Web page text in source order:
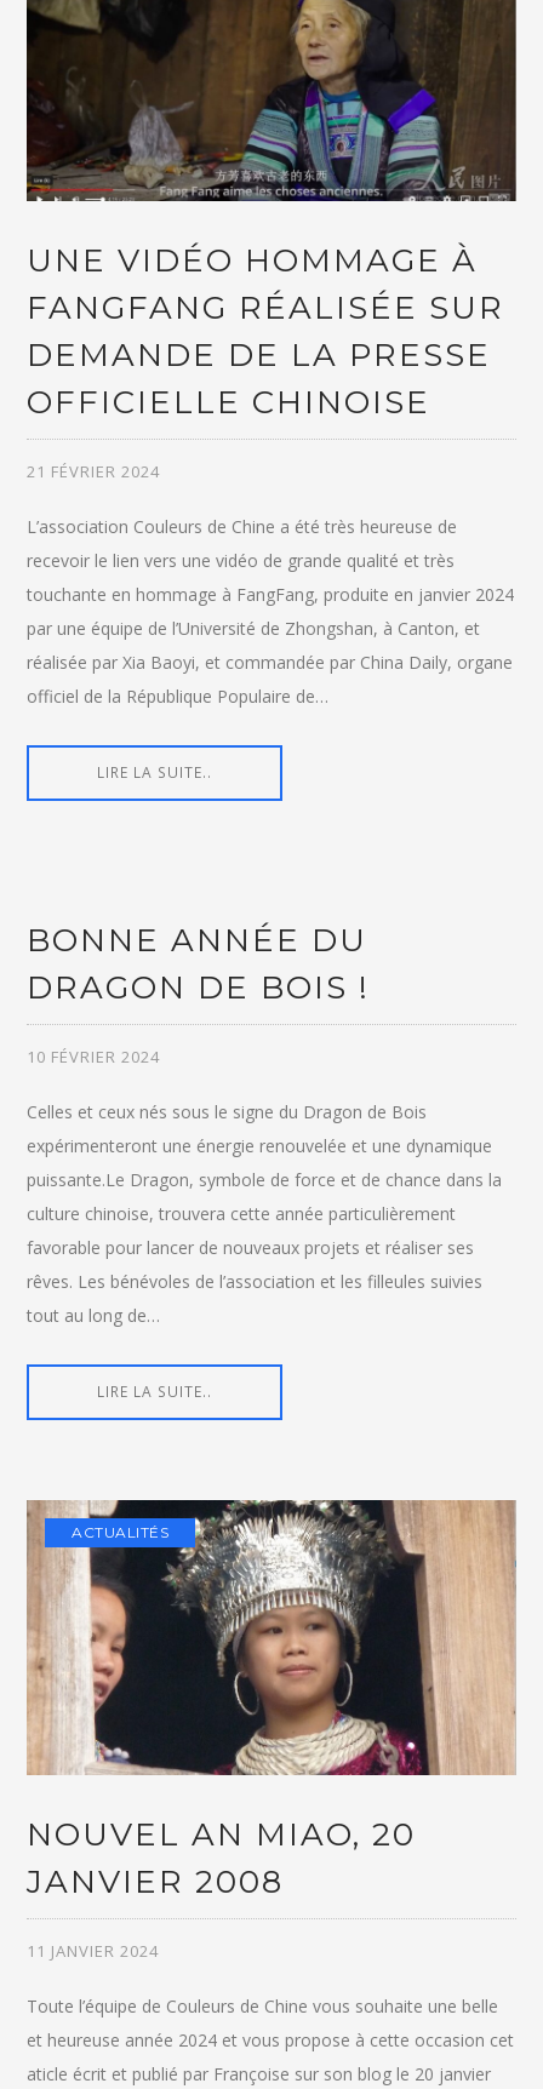
UNE VIDÉO HOMMAGE À
FANGFANG RÉALISÉE SUR
DEMANDE DE LA PRESSE
OFFICIELLE CHINOISE
21 FÉVRIER 2024
L’association Couleurs de Chine a été très heureuse de
recevoir le lien vers une vidéo de grande qualité et très
touchante en hommage à FangFang, produite en janvier 2024
par une équipe de l’Université de Zhongshan, à Canton, et
réalisée par Xia Baoyi, et commandée par China Daily, organe
officiel de la République Populaire de…
LIRE LA SUITE..
BONNE ANNÉE DU
DRAGON DE BOIS !
10 FÉVRIER 2024
Celles et ceux nés sous le signe du Dragon de Bois
expérimenteront une énergie renouvelée et une dynamique
puissante.Le Dragon, symbole de force et de chance dans la
culture chinoise, trouvera cette année particulièrement
favorable pour lancer de nouveaux projets et réaliser ses
rêves. Les bénévoles de l’association et les filleules suivies
tout au long de…
LIRE LA SUITE..
ACTUALITÉS
NOUVEL AN MIAO, 20
JANVIER 2008
11 JANVIER 2024
Toute l’équipe de Couleurs de Chine vous souhaite une belle
et heureuse année 2024 et vous propose à cette occasion cet
aticle écrit et publié par Françoise sur son blog le 20 janvier